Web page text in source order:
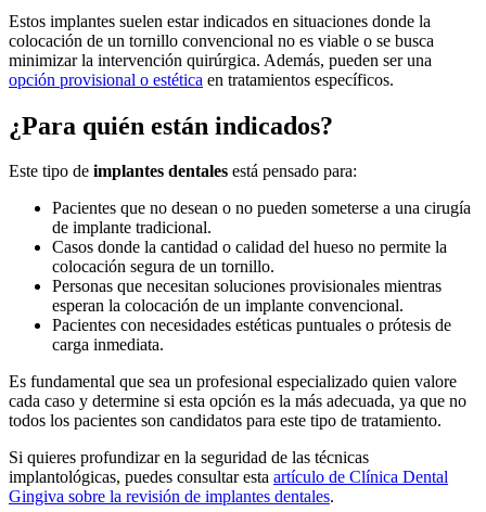
Estos implantes suelen estar indicados en situaciones donde la
colocación de un tornillo convencional no es viable o se busca
minimizar la intervención quirúrgica. Además, pueden ser una
opción provisional o estética en tratamientos específicos.
¿Para quién están indicados?
Este tipo de implantes dentales está pensado para:
Pacientes que no desean o no pueden someterse a una cirugía
de implante tradicional.
Casos donde la cantidad o calidad del hueso no permite la
colocación segura de un tornillo.
Personas que necesitan soluciones provisionales mientras
esperan la colocación de un implante convencional.
Pacientes con necesidades estéticas puntuales o prótesis de
carga inmediata.
Es fundamental que sea un profesional especializado quien valore
cada caso y determine si esta opción es la más adecuada, ya que no
todos los pacientes son candidatos para este tipo de tratamiento.
Si quieres profundizar en la seguridad de las técnicas
implantológicas, puedes consultar esta artículo de Clínica Dental
Gingiva sobre la revisión de implantes dentales.